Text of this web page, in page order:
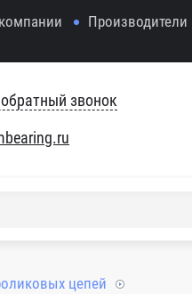
Производители
звонок
цепей